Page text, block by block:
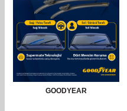
GOODYEAR